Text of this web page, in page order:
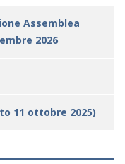
Assemblea
2026
11 ottobre 2025)